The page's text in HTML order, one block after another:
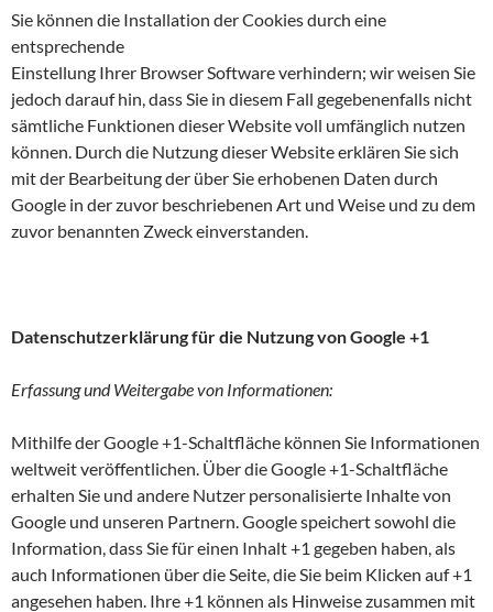
Sie können die Installation der Cookies durch eine
entsprechende
Einstellung Ihrer Browser Software verhindern; wir weisen Sie
jedoch darauf hin, dass Sie in diesem Fall gegebenenfalls nicht
sämtliche Funktionen dieser Website voll umfänglich nutzen
können. Durch die Nutzung dieser Website erklären Sie sich
mit der Bearbeitung der über Sie erhobenen Daten durch
Google in der zuvor beschriebenen Art und Weise und zu dem
zuvor benannten Zweck einverstanden.
Datenschutzerklärung für die Nutzung von Google +1
Erfassung und Weitergabe von Informationen:
Mithilfe der Google +1-Schaltfläche können Sie Informationen
weltweit veröffentlichen. Über die Google +1-Schaltfläche
erhalten Sie und andere Nutzer personalisierte Inhalte von
Google und unseren Partnern. Google speichert sowohl die
Information, dass Sie für einen Inhalt +1 gegeben haben, als
auch Informationen über die Seite, die Sie beim Klicken auf +1
angesehen haben. Ihre +1 können als Hinweise zusammen mit